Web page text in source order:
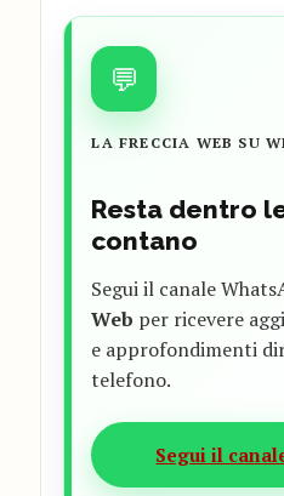
💬
LA FRECCIA WEB SU
Resta dentro
contano
Segui il canale
Web per ricevere
e approfondimenti
telefono.
Segui il